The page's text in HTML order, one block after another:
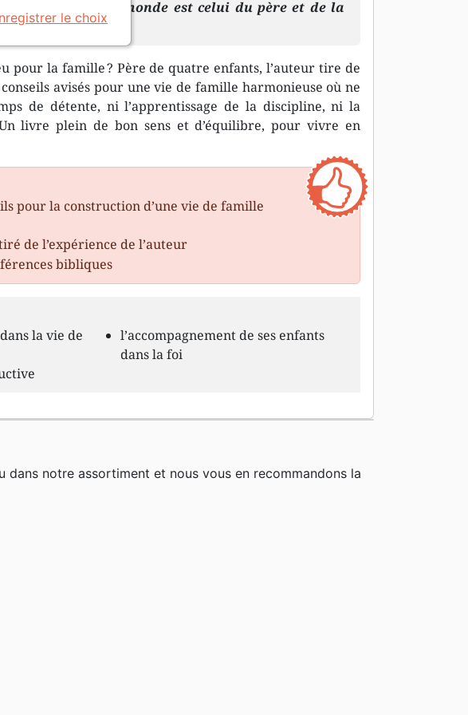
plus fameux au monde est celui du père et de la
à leurs enfants
pour la famille ? Père de quatre enfants, l’auteur tire de
avisés pour une vie de famille harmonieuse où ne
de détente, ni l’apprentissage de la discipline, ni la
livre plein de bon sens et d’équilibre, pour vivre en
pour la construction d’une vie de famille
de l’expérience de l’auteur
bibliques
la vie de
l’accompagnement de ses enfants
dans la foi
dans notre assortiment et nous vous en recommandons la
le choix